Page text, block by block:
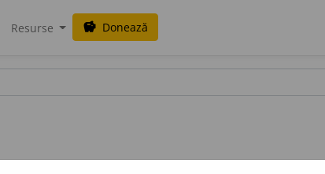
Resurse savings Donează